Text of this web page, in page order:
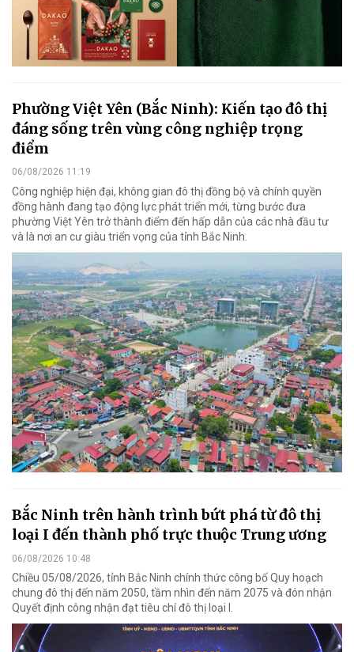
Phường Việt Yên (Bắc Ninh): Kiến tạo đô thị
đáng sống trên vùng công nghiệp trọng
điểm
06/08/2026 11:19
Công nghiệp hiện đại, không gian đô thị đồng bộ và chính quyền
đồng hành đang tạo động lực phát triển mới, từng bước đưa
phường Việt Yên trở thành điểm đến hấp dẫn của các nhà đầu tư
và là nơi an cư giàu triển vọng của tỉnh Bắc Ninh.
Bắc Ninh trên hành trình bứt phá từ đô thị
loại I đến thành phố trực thuộc Trung ương
06/08/2026 10:48
Chiều 05/08/2026, tỉnh Bắc Ninh chính thức công bố Quy hoạch
chung đô thị đến năm 2050, tầm nhìn đến năm 2075 và đón nhận
Quyết định công nhận đạt tiêu chí đô thị loại I.